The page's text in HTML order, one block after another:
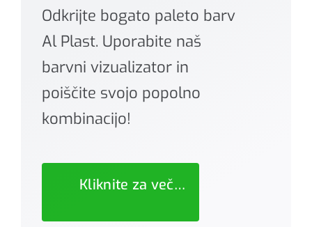
Odkrijte bogato paleto barv
Al Plast. Uporabite naš
barvni vizualizator in
poiščite svojo popolno
kombinacijo!
Kliknite za več…